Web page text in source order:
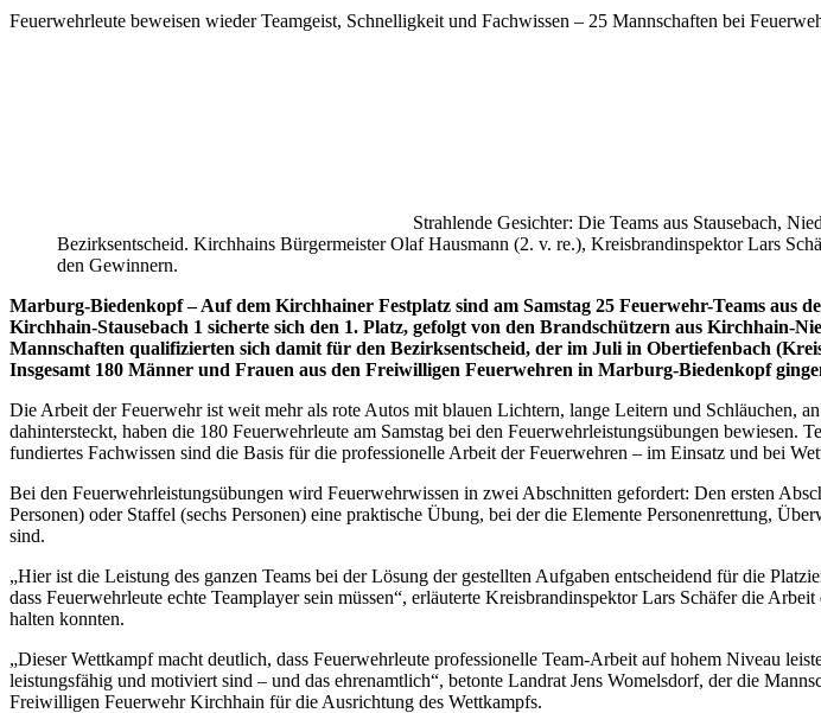
Feuerwehrleute beweisen wieder Teamgeist, Schnelligkeit und Fachwissen – 25 Mannschaften bei
Strahlende Gesichter: Die Teams aus Stausebach,
Bezirksentscheid. Kirchhains Bürgermeister Olaf Hausmann (2. v. re.), Kreisbrandinspektor Lars
den Gewinnern.
Marburg-Biedenkopf –Auf dem Kirchhainer Festplatz sind am Samstag 25 Feuerwehr-Teams aus
Kirchhain-Stausebach 1 sicherte sich den 1. Platz, gefolgt von den Brandschützern aus Kirchhain-
Mannschaften qualifizierten sich damit für den Bezirksentscheid, der im Juli in Obertiefenbach
Insgesamt 180 Männer und Frauen aus den Freiwilligen Feuerwehren in Marburg-Biedenkopf
Die Arbeit der Feuerwehr ist weit mehr als rote Autos mit blauen Lichtern, lange Leitern und Schläuchen,
dahintersteckt, haben die 180 Feuerwehrleute am Samstag bei den Feuerwehrleistungsübungen
fundiertes Fachwissen sind die Basis für die professionelle Arbeit der Feuerwehren – im Einsatz und bei
Bei den Feuerwehrleistungsübungen wird Feuerwehrwissen in zwei Abschnitten gefordert: Den ersten
Personen) oder Staffel (sechs Personen) eine praktische Übung, bei der die Elemente Personenrettung,
sind.
„Hier ist die Leistung des ganzen Teams bei der Lösung der gestellten Aufgaben entscheidend für die
dass Feuerwehrleute echte Teamplayer sein müssen“, erläuterte Kreisbrandinspektor Lars Schäfer die
halten konnten.
„Dieser Wettkampf macht deutlich, dass Feuerwehrleute professionelle Team-Arbeit auf hohem Niveau
leistungsfähig und motiviert sind – und das ehrenamtlich“, betonte Landrat Jens Womelsdorf, der die
Freiwilligen Feuerwehr Kirchhain für die Ausrichtung des Wettkampfs.